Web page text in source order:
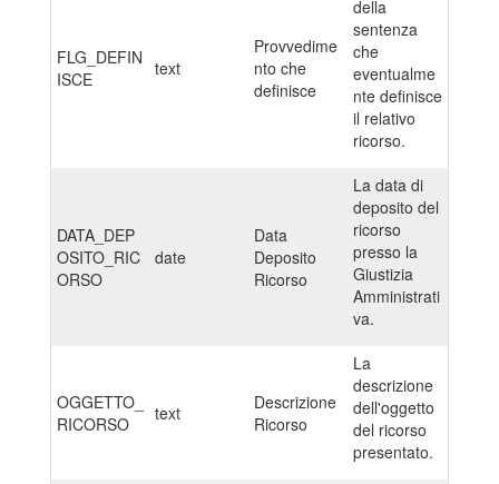
FLG_DEFIN
ISCE
text
Provvedime
nto che
definisce
della
sentenza
che
eventualme
nte definisce
il relativo
ricorso.
DATA_DEP
OSITO_RIC
ORSO
date
Data
Deposito
Ricorso
La data di
deposito del
ricorso
presso la
Giustizia
Amministrati
va.
OGGETTO_
RICORSO
text
Descrizione
Ricorso
La
descrizione
dell'oggetto
del ricorso
presentato.